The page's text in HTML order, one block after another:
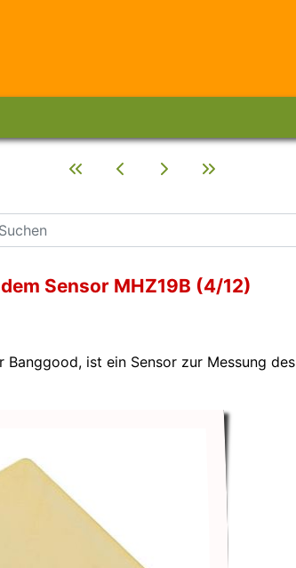
Sensor MHZ19B (4/12)
Banggood, ist ein Sensor zur Messung des